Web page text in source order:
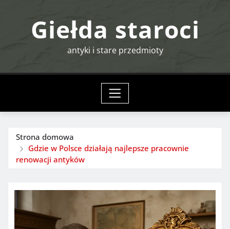
Giełda staroci
antyki i stare przedmioty
Strona domowa
Gdzie w Polsce działają najlepsze pracownie
renowacji antyków